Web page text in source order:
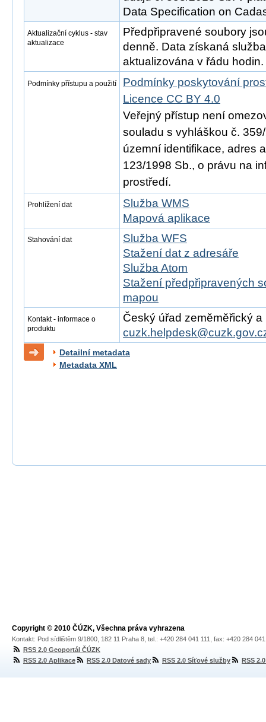
Data Specification on
Aktualizační cyklus - stav
aktualizace
Předpřipravené soubory
denně. Data získaná
aktualizována v řádu hodin.
Podmínky přístupu a použití
Podmínky poskytování
Licence CC BY 4.0
Veřejný přístup není
souladu s vyhláškou č.
územní identifikace, adres
123/1998 Sb., o právu na
prostředí.
Prohlížení dat
Služba WMS
Mapová aplikace
Stahování dat
Služba WFS
Stažení dat z adresáře
Služba Atom
Stažení předpřipravených
mapou
Kontakt - informace o
produktu
Český úřad zeměměřický
Detailní metadata
Metadata XML
Copyright © 2010 ČÚZK, Všechna práva vyhrazena
Kontakt: Pod sídlištěm 9/1800, 182 11 Praha 8, tel.: +420 284 041 111, fax: +420 284
RSS 2.0 Geoportál ČÚZK
RSS 2.0 Aplikace
RSS 2.0 Datové sady RSS 2.0 Síťové služby RSS